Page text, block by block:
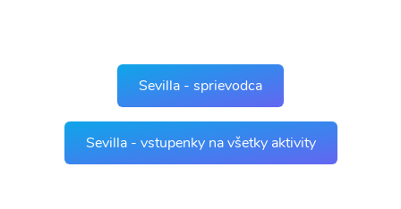
Sevilla - sprievodca
Sevilla - vstupenky na všetky aktivity